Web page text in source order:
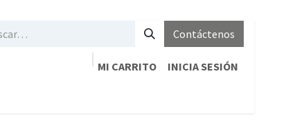
Contáctenos
MI CARRITO
INICIA SESIÓN